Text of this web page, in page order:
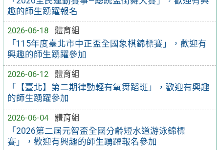
趣的師生踴躍報名
2026-06-18
體育組
「115年度臺北市中正盃全國象棋錦標賽」，歡迎有
興趣的師生踴躍參加
2026-06-12
體育組
「【臺北】第二期律動輕有氧舞蹈班」，歡迎有興趣
的師生踴躍參加
2026-06-04
體育組
「2026第二屆元智盃全國分齡短水道游泳錦標
賽」，歡迎有興趣的師生踴躍報名參加